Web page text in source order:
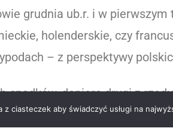
grudnia ub.r. i w
holenderskie, czy
– z perspektywy
spadków, dopiero drugi z
ale póki co sytuacja
z ciasteczek aby świadczyć usługi na